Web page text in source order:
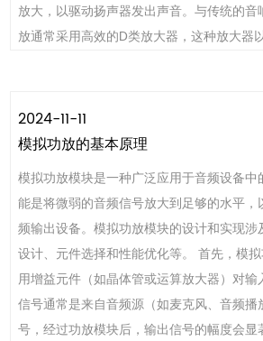
放大，以驱动扬声器发出声音。与传统的
放通常采用高效的D类放大器，这种放大器
2024-11-11
模拟功放的基本原理
模拟功放模块是一种广泛应用于音频设备
能是将微弱的音频信号放大到足够的水平
频输出设备。模拟功放模块的设计和实现
设计、元件选择和性能优化等。 首先，模
用增益元件（如晶体管或运算放大器）对
信号通常是来自音频源（如麦克风、音频
号，经过功放模块后，输出信号的幅度会显